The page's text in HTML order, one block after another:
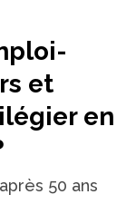
et
en
50 ans